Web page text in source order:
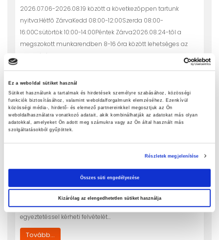
Ez a weboldal sütiket használ
Sütiket használunk a tartalmak és hirdetések személyre szabásához, közösségi
funkciók biztosításához, valamint weboldalforgalmunk elemzéséhez. Ezenkívül
közösségi média-, hirdető- és elemező partnereinkkel megosztjuk az Ön
weboldalhasználatra vonatkozó adatait, akik kombinálhatják az adatokat más olyan
adatokkal, amelyeket Ön adott meg számukra vagy az Ön által használt más
szolgáltatásokból gyűjtöttek.
Részletek megjelenítése
Összes süti engedélyezése
Kizárólag az elengedhetetlen sütiket használja
2026.07.06-2026.08.19 között a következõppen tartunk
nyitva:Hétfõ ZárvaKedd 08:00-12:00Szerda 08:00-
16:00Csütörtök 10:00-14:00Péntek Zárva2026.08.24-tõl a
megszokott munkarendben 8-16 óra között lehetséges az
ügyintézés.
Tovább...
30
ápr
RENDKÍVÜLI FELVÉTELI ELJÁRÁS
2026 május 11. és augusztus 31. közöttAmennyiben
a tanuló az általános felvételi eljárás időszakában nem nyert
felvételt egy középfokú intézménybe sem, vagy felvételt
nyert, de bármilyen okból megváltoztatja döntését úgy – a
2026. május 11. és augusztus 31. között megtartható rendkívüli
választott középfokú iskolában való jelentkezéssel,
egyeztetéssel kérheti felvételét…
Tovább...